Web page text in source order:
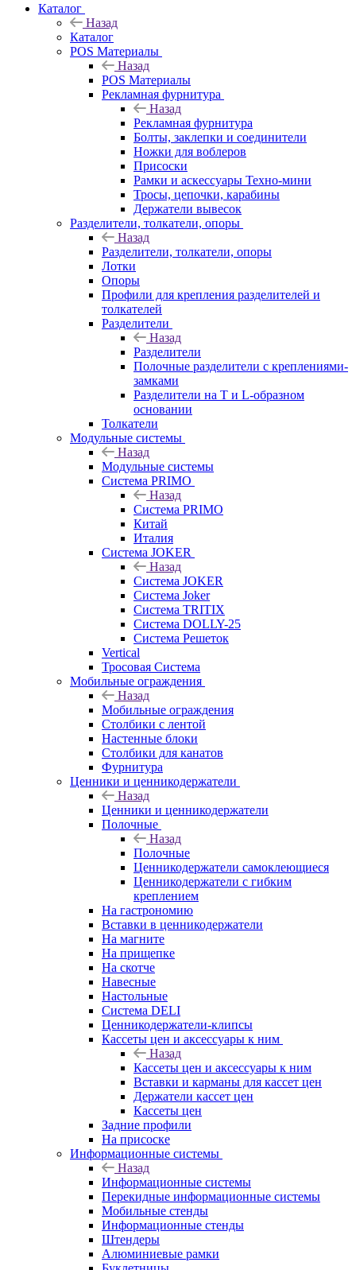
Каталог
Назад
Каталог
POS Материалы
Назад
POS Материалы
Рекламная фурнитура
Назад
Рекламная фурнитура
Болты, заклепки и соединители
Ножки для воблеров
Присоски
Рамки и аскессуары Техно-мини
Тросы, цепочки, карабины
Держатели вывесок
Разделители, толкатели, опоры
Назад
Разделители, толкатели, опоры
Лотки
Опоры
Профили для крепления разделителей и
толкателей
Разделители
Назад
Разделители
Полочные разделители с креплениями-
замками
Разделители на Т и L-образном
основании
Толкатели
Модульные системы
Назад
Модульные системы
Система PRIMO
Назад
Система PRIMO
Китай
Италия
Система JOKER
Назад
Система JOKER
Система Joker
Система TRITIX
Система DOLLY-25
Система Решеток
Vertical
Тросовая Система
Мобильные ограждения
Назад
Мобильные ограждения
Столбики с лентой
Настенные блоки
Столбики для канатов
Фурнитура
Ценники и ценникодержатели
Назад
Ценники и ценникодержатели
Полочные
Назад
Полочные
Ценникодержатели самоклеющиеся
Ценникодержатели с гибким
креплением
На гастрономию
Вставки в ценникодержатели
На магните
На прищепке
На скотче
Навесные
Настольные
Система DELI
Ценникодержатели-клипсы
Кассеты цен и аксессуары к ним
Назад
Кассеты цен и аксессуары к ним
Вставки и карманы для кассет цен
Держатели кассет цен
Кассеты цен
Задние профили
На присоске
Информационные системы
Назад
Информационные системы
Перекидные информационные системы
Мобильные стенды
Информационные стенды
Штендеры
Алюминиевые рамки